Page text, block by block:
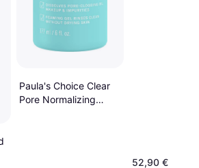
Paula's Choice Clear
Pore Normalizing
52,90 €